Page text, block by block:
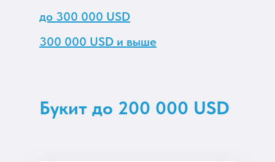
до 300 000 USD
300 000 USD и выше
Букит до 200 000 USD